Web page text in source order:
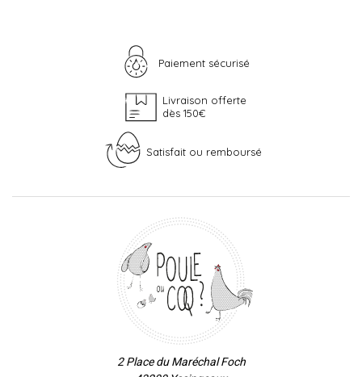
Paiement sécurisé
Livraison offerte
dès 150€
Satisfait ou remboursé
2 Place du Maréchal Foch